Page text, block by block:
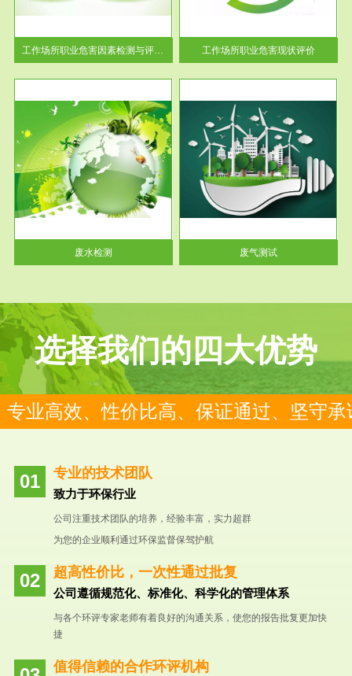
工作场所职业危害因素检测与评价...
-通过质谱分析等多种手段明确
工作场...
工作场所职业危害现状评价
废水检测
服务范围
废气测试
检测范围工业废气检测包括有机
废气和无机废气。有机废气主要
包括...
废气测试
选择我们的四大优势
专业高效、性价比高、保证通过、坚守承
专业的技术团队
致力于环保行业
公司注重技术团队的培养，经验丰富，实力超群
为您的企业顺利通过环保监督保驾护航
超高性价比，一次性通过批复
公司遵循规范化、标准化、科学化的管理体系
与各个环评专家老师有着良好的沟通关系，使您的报告批复更加快
捷
值得信赖的合作环评机构